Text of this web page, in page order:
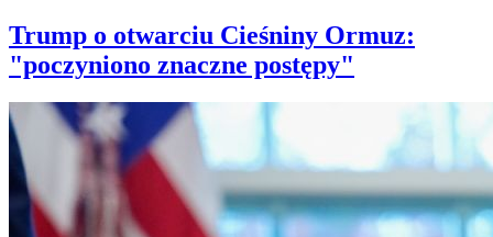
Trump o otwarciu Cieśniny Ormuz:
"poczyniono znaczne postępy"